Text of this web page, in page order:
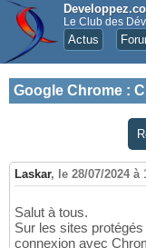
Le Club des
Actus
Google Chrome :
Laskar, le 28/07/2024 à
Salut à tous.
Sur les sites
connexion avec